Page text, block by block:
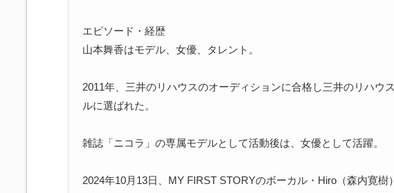
エピソード・経歴
山本舞香はモデル、女優、タレント。
2011年、三井のリハウスのオーディションに合格し三井のリハウ
ルに選ばれた。
雑誌「ニコラ」の専属モデルとして活動後は、女優として活躍。
2024年10月13日、MY FIRST STORYのボーカル・Hiro（森内寛樹